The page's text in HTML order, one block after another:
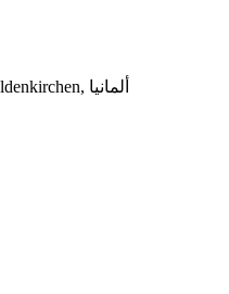
Bahnhofstraße 2, 41334 Nettetal-Kaldenkirchen, ألمانيا